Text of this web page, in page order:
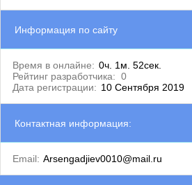
Информация по сайту
Время в онлайне: 0ч. 1м. 52сек.
Рейтинг разработчика: 0
Дата регистрации: 10 Сентября 2019
Контактная информация:
Email: Arsengadjiev0010@mail.ru